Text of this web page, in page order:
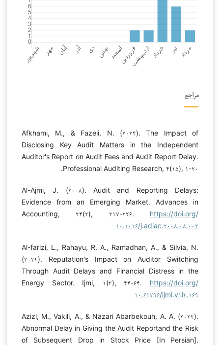
مراجع
Afkhami, M., & Fazeli, N. (۲۰۲۴). The Impact of
Disclosing Key Audit Matters in the Independent
Auditor's Report on Audit Fees and Audit Report Delay.
Professional Auditing Research, ۴(۱۵), ۱-۲۰.
Al-Ajmi, J. (۲۰۰۸). Audit and Reporting Delays:
Evidence from an Emerging Market. Advances in
Accounting, ۲۴(۲), ۲۱۷-۲۲۶. https://doi.org/
۱۰.۱۰۱۶/j.adiac.۲۰۰۸.۰۸.۰۰۲
Al-farizi, L., Rahayu, R. A., Ramadhan, A., & Silvia, N.
(۲۰۲۴). Reputation's Impact on Auditor Switching
Through Audit Delays and Financial Distress in the
Energy Sector. Ijmi, ۱(۳), ۴۴-۶۴. https://doi.org/
۱۰.۶۱۷۹۶/ijmi.v۱i۳.۱۶۹
Azizi, M., Vakili, A., & Nazari Abarbekouh, A. A. (۲۰۲۲).
Abnormal Delay in Giving the Audit Reportand the Risk
of Subsequent Drop in Stock Price [In Persian].